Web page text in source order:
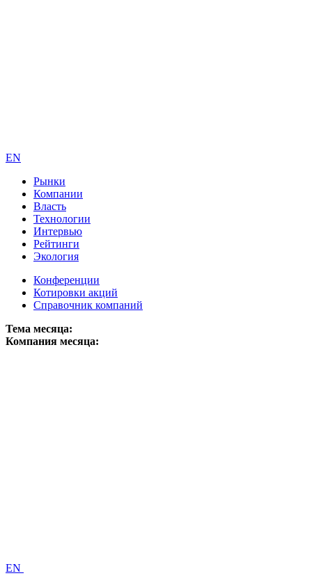
EN
Рынки
Компании
Власть
Технологии
Интервью
Рейтинги
Экология
Конференции
Котировки акций
Справочник компаний
Тема месяца:
Компания месяца:
EN